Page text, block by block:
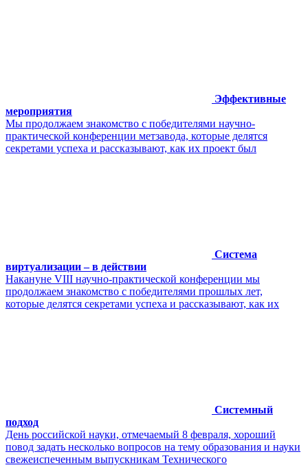
Эффективные
мероприятия
Мы продолжаем знакомство с победителями научно-
практической конференции метзавода, которые делятся
секретами успеха и рассказывают, как их проект был
Система
виртуализации – в действии
Накануне VIII научно-практической конференции мы
продолжаем знакомство с победителями прошлых лет,
которые делятся секретами успеха и рассказывают, как их
Системный
подход
День российской науки, отмечаемый 8 февраля, хороший
повод задать несколько вопросов на тему образования и науки
свежеиспеченным выпускникам Технического